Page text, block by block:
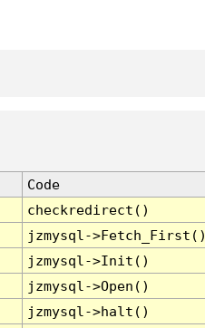
Code
checkredirect()
jzmysql-
jzmysql->Init()
jzmysql->Open()
jzmysql->halt()